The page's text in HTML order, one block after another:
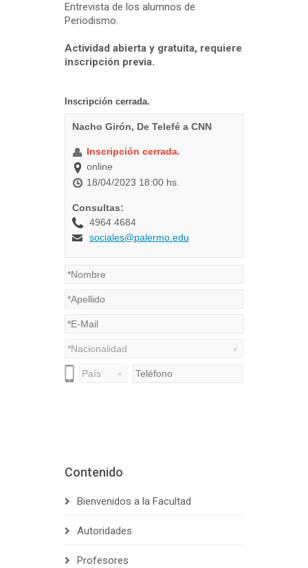
Entrevista de los alumnos de
Periodismo.
Actividad abierta y gratuita, requiere
inscripción previa.
Contenido
Bienvenidos a la Facultad
Autoridades
Profesores